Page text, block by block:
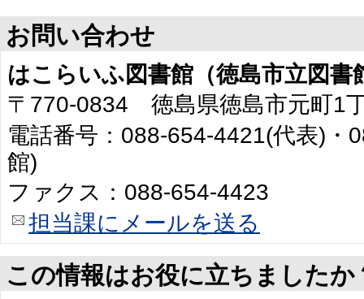
お問い合わせ
はこらいふ図書館（徳島市立図書
〒770-0834 徳島県徳島市元町1
電話番号：088-654-4421(代表)・
館)
ファクス：088-654-4423
担当課にメールを送る
この情報はお役に立ちましたか